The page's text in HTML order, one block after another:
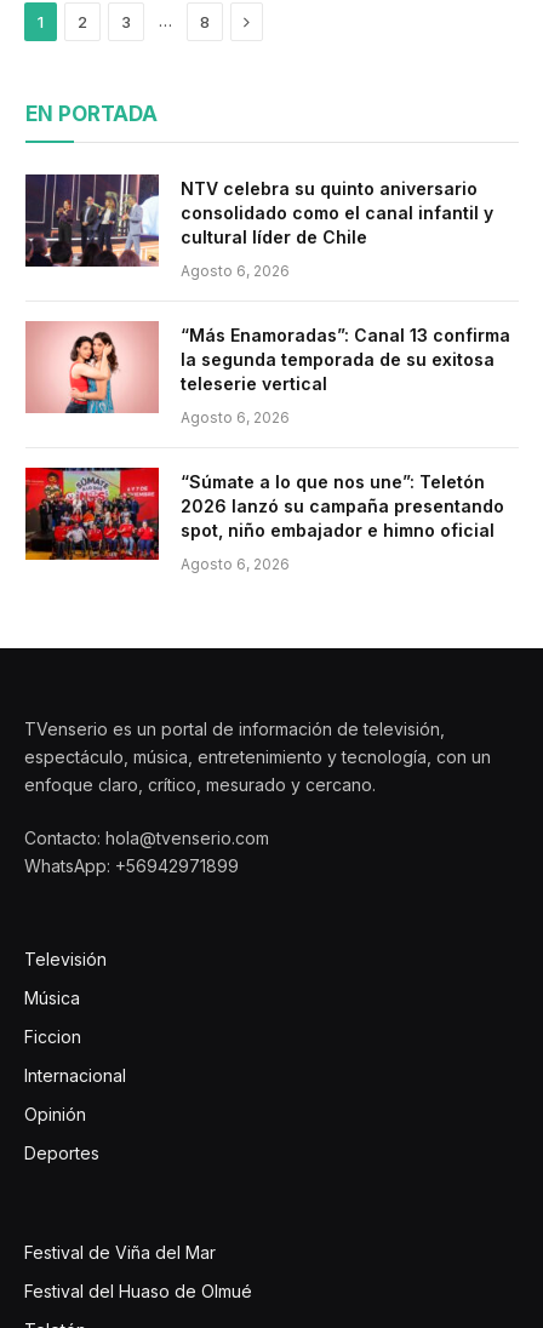
1 2 3 … 8 Siguiente
EN PORTADA
NTV celebra su quinto aniversario
consolidado como el canal infantil y
cultural líder de Chile
Agosto 6, 2026
“Más Enamoradas”: Canal 13 confirma
la segunda temporada de su exitosa
teleserie vertical
Agosto 6, 2026
“Súmate a lo que nos une”: Teletón
2026 lanzó su campaña presentando
spot, niño embajador e himno oficial
Agosto 6, 2026
TVenserio es un portal de información de televisión,
espectáculo, música, entretenimiento y tecnología, con un
enfoque claro, crítico, mesurado y cercano.
Contacto: hola@tvenserio.com
WhatsApp: +56942971899
Televisión
Música
Ficcion
Internacional
Opinión
Deportes
Festival de Viña del Mar
Festival del Huaso de Olmué